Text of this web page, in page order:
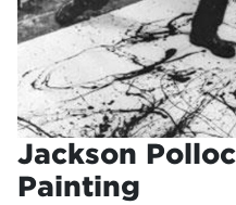
Jackson
Painting